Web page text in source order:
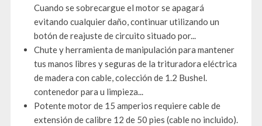
Cuando se sobrecargue el motor se apagará
evitando cualquier daño, continuar utilizando un
botón de reajuste de circuito situado por...
Chute y herramienta de manipulación para mantener
tus manos libres y seguras de la trituradora eléctrica
de madera con cable, colección de 1.2 Bushel.
contenedor para u limpieza...
Potente motor de 15 amperios requiere cable de
extensión de calibre 12 de 50 pies (cable no incluido).